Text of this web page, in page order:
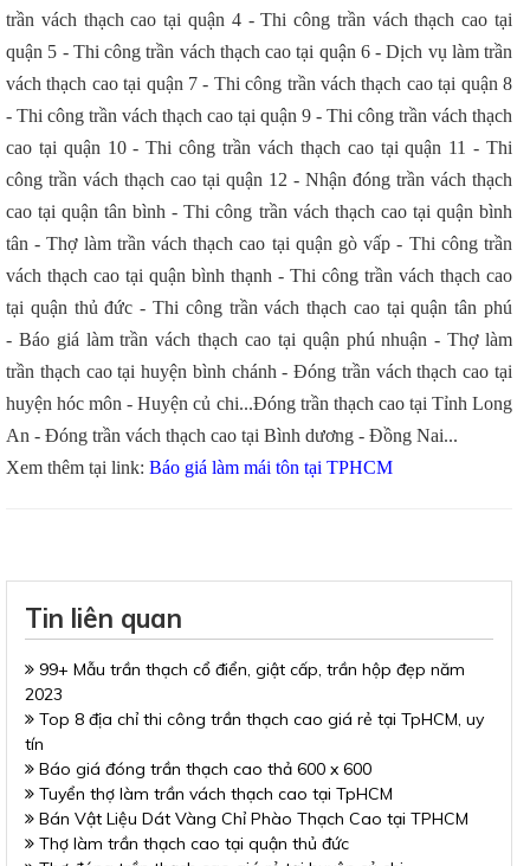
trần vách thạch cao tại quận 4 - Thi công trần vách thạch cao tại
quận 5 - Thi công trần vách thạch cao tại quận 6 - Dịch vụ làm trần
vách thạch cao tại quận 7 - Thi công trần vách thạch cao tại quận 8
- Thi công trần vách thạch cao tại quận 9 - Thi công trần vách thạch
cao tại quận 10 - Thi công trần vách thạch cao tại quận 11 - Thi
công trần vách thạch cao tại quận 12 - Nhận đóng trần vách thạch
cao tại quận tân bình - Thi công trần vách thạch cao tại quận bình
tân - Thợ làm trần vách thạch cao tại quận gò vấp - Thi công trần
vách thạch cao tại quận bình thạnh - Thi công trần vách thạch cao
tại quận thủ đức - Thi công trần vách thạch cao tại quận tân phú
- Báo giá làm trần vách thạch cao tại quận phú nhuận - Thợ làm
trần thạch cao tại huyện bình chánh - Đóng trần vách thạch cao tại
huyện hóc môn - Huyện củ chi...Đóng trần thạch cao tại Tỉnh Long
An - Đóng trần vách thạch cao tại Bình dương - Đồng Nai...
Xem thêm tại link: Báo giá làm mái tôn tại TPHCM
Tin liên quan
99+ Mẫu trần thạch cổ điển, giật cấp, trần hộp đẹp năm
2023
Top 8 địa chỉ thi công trần thạch cao giá rẻ tại TpHCM, uy
tín
Báo giá đóng trần thạch cao thả 600 x 600
Tuyển thợ làm trần vách thạch cao tại TpHCM
Bán Vật Liệu Dát Vàng Chỉ Phào Thạch Cao tại TPHCM
Thợ làm trần thạch cao tại quận thủ đức